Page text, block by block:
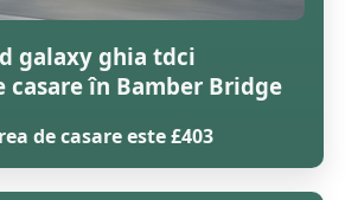
galaxy ghia tdci
casare în Bamber Bridge
de casare este £403